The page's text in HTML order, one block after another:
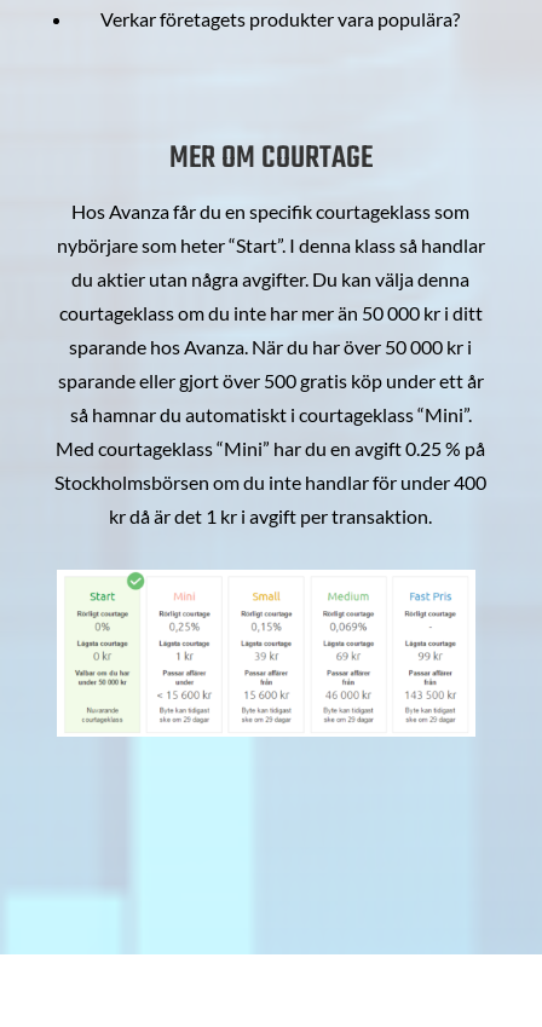
Verkar företagets produkter vara populära?
MER OM COURTAGE
Hos Avanza får du en specifik courtageklass som
nybörjare som heter “Start”. I denna klass så handlar
du aktier utan några avgifter. Du kan välja denna
courtageklass om du inte har mer än 50 000 kr i ditt
sparande hos Avanza. När du har över 50 000 kr i
sparande eller gjort över 500 gratis köp under ett år
så hamnar du automatiskt i courtageklass “Mini”.
Med courtageklass “Mini” har du en avgift 0.25 % på
Stockholmsbörsen om du inte handlar för under 400
kr då är det 1 kr i avgift per transaktion.